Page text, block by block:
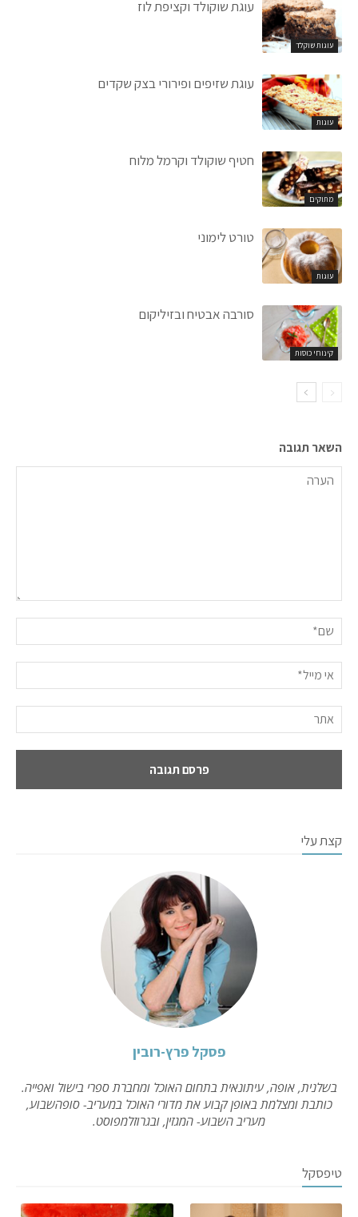
עוגות שוקלד
עוגת שוקולד וקציפת לוז
עוגות
עוגת שזיפים ופירורי בצק שקדים
מתוקים
חטיף שוקולד וקרמל מלוח
עוגות
טורט לימוני
קינוחי כוסות
סורבה אבטיח ובזיליקום
השאר תגובה
קצת עלי
פסקל פרץ-רובין
בשלנית, אופה, עיתונאית בתחום האוכל ומחברת ספרי בישול ואפייה.
כותבת ומצלמת באופן קבוע את מדורי האוכל במעריב- סופהשבוע,
מעריב השבוע- המגזין, ובגרוזלמפוסט.
טיפסקל